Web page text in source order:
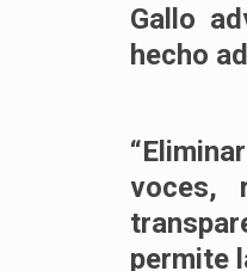
Gallo
hecho
voces,
permite